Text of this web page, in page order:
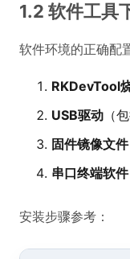
1.2 软件工具
软件环境的正确配
RKDevTool
USB驱动 （
固件镜像文件
串口终端软件
安装步骤参考：